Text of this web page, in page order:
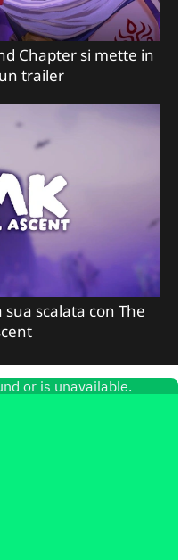
Chapter si mette in
trailer
scalata con The